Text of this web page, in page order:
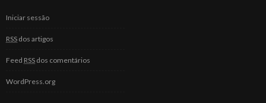
Iniciar sessão
RSS dos artigos
Feed RSS dos comentários
WordPress.org